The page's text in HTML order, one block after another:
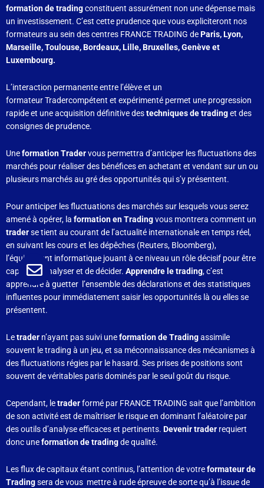
formation de tradingconstituent assurément non une dépense mais
un investissement. C’est cette prudence que vous expliciteront nos
formateurs au sein des centres FRANCE TRADING deParis, Lyon,
Marseille, Toulouse, Bordeaux, Lille, Bruxelles, Genève et
Luxembourg.
L’interaction permanente entre l’élève et un
formateur Tradercompétent et expérimenté permet une progression
rapide et une acquisition définitive destechniques de tradinget des
consignes de prudence.
Uneformation Tradervous permettra d’anticiper les fluctuations des
marchés pour réaliser des bénéfices en achetant et vendant sur un ou
plusieurs marchés au gré des opportunités qui s’y présentent.
Pour anticiper les fluctuations des marchés sur lesquels vous serez
amené à opérer, la formation en Tradingvous montrera comment un
traderse tient au courant de l’actualité internationale en temps réel,
en suivant les cours et les dépêches (Reuters, Bloomberg),
l’équipement informatique jouant à ce niveau un rôle décisif pour être
capable d’analyser et de décider. Apprendre le trading, c’est
apprendre à guetter l’ensemble des déclarations et des statistiques
influentes pour immédiatement saisir les opportunités là ou elles se
présentent.
Letrader n’ayant pas suivi uneformation de Tradingassimile
souvent le trading à un jeu, et sa méconnaissance des mécanismes à
des fluctuations régies par le hasard. Ses prises de positions sont
souvent de véritables paris dominés par le seul goût du risque.
Cependant, letraderformé par FRANCE TRADING sait que l’ambition
de son activité est de maîtriser le risque en dominant l’aléatoire par
des outils d’analyse efficaces et pertinents. Devenir trader requiert
donc uneformation de tradingde qualité.
Les flux de capitaux étant continus, l’attention de votreformateur de
Tradingsera de vous mettre à rude épreuve de sorte qu’à l’issue de